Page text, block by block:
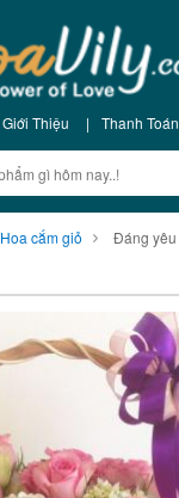
Giới Thiệu | Thanh Toán
Hoa cắm giỏ Đáng yêu